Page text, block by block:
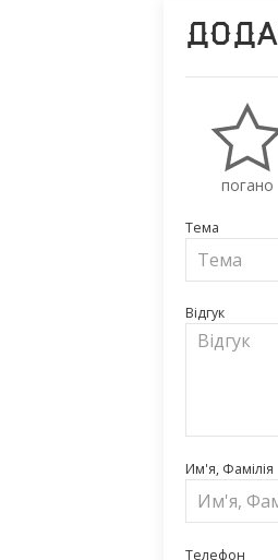
погано
Тема
Відгук
Им'я, Фамілія
Телефон